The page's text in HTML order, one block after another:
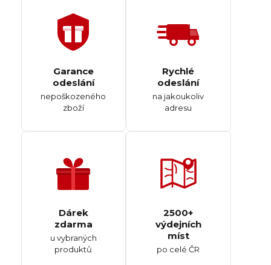
Garance
odeslání
nepoškozeného
zboží
Rychlé
odeslání
na jakoukoliv
adresu
Dárek
zdarma
u vybraných
produktů
2500+
výdejních
míst
po celé ČR